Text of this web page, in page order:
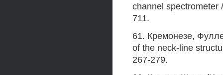
channel spectrometer
711.
61. Кремонезе,
of the neck-line
267-279.